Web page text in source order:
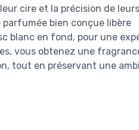
cire et la précision de
bien conçue libère
blanc en fond, pour une
vous obtenez une
tout en préservant une